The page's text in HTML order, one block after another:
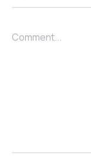
Comment...